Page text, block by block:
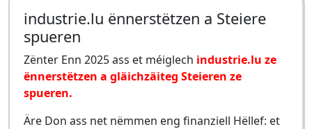
industrie.lu ënnerstëtzen a Steiere
spueren
Zënter Enn 2025 ass et méiglech industrie.lu ze
ënnerstëtzen a gläichzäiteg Steieren ze
spueren.
Äre Don ass net nëmmen eng finanziell Hëllef: et